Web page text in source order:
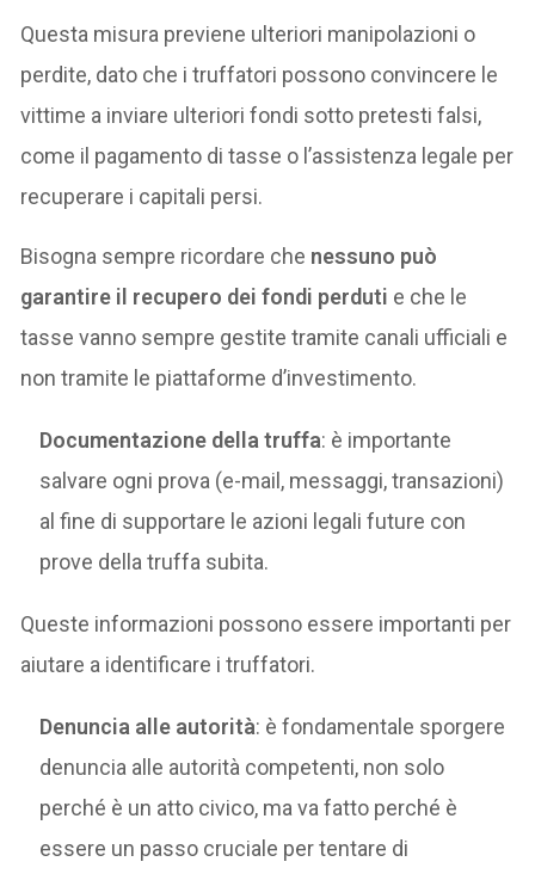
Questa misura previene ulteriori manipolazioni o
perdite, dato che i truffatori possono convincere le
vittime a inviare ulteriori fondi sotto pretesti falsi,
come il pagamento di tasse o l’assistenza legale per
recuperare i capitali persi.
Bisogna sempre ricordare che nessuno può
garantire il recupero dei fondi perduti e che le
tasse vanno sempre gestite tramite canali ufficiali e
non tramite le piattaforme d’investimento.
Documentazione della truffa: è importante
salvare ogni prova (e-mail, messaggi, transazioni)
al fine di supportare le azioni legali future con
prove della truffa subita.
Queste informazioni possono essere importanti per
aiutare a identificare i truffatori.
Denuncia alle autorità: è fondamentale sporgere
denuncia alle autorità competenti, non solo
perché è un atto civico, ma va fatto perché è
essere un passo cruciale per tentare di